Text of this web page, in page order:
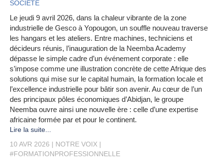
SOCIÉTÉ
Le jeudi 9 avril 2026, dans la chaleur vibrante de la zone
industrielle de Gesco à Yopougon, un souffle nouveau traverse
les hangars et les ateliers. Entre machines, techniciens et
décideurs réunis, l’inauguration de la Neemba Academy
dépasse le simple cadre d’un événement corporate : elle
s’impose comme une illustration concrète de cette Afrique des
solutions qui mise sur le capital humain, la formation locale et
l’excellence industrielle pour bâtir son avenir. Au cœur de l’un
des principaux pôles économiques d’Abidjan, le groupe
Neemba ouvre ainsi une nouvelle ère : celle d’une expertise
africaine formée par et pour le continent.
Lire la suite...
10 AVR 2026
NOTRE VOIX
#FORMATIONPROFESSIONNELLE